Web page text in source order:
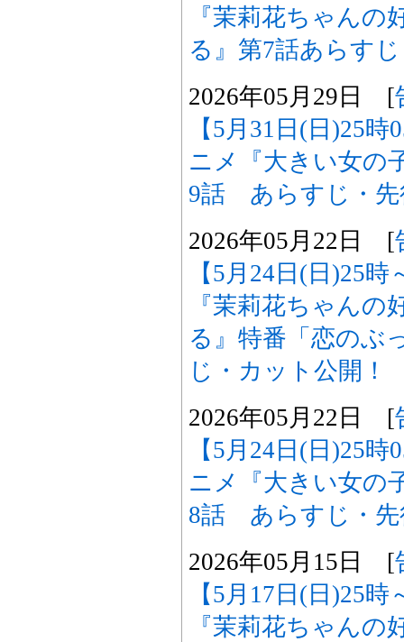
『茉莉花ちゃん
る』第7話あらす
2026年05月29日 [
【5月31日(日)25
ニメ『大きい女の
9話 あらすじ・先
2026年05月22日 [
【5月24日(日)25
『茉莉花ちゃん
る』特番「恋のぶ
じ・カット公開！
2026年05月22日 [
【5月24日(日)25
ニメ『大きい女の
8話 あらすじ・先
2026年05月15日 [
【5月17日(日)25
『茉莉花ちゃん